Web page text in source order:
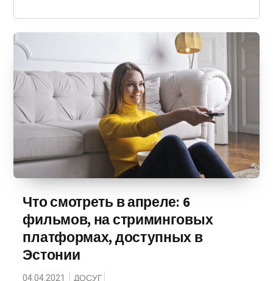
Что смотреть в апреле: 6
фильмов, на стриминговых
платформах, доступных в
Эстонии
04.04.2021 ДОСУГ